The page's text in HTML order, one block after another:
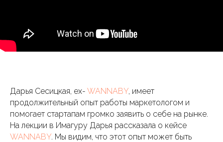
Дарья Сесицкая, ex- WANNABY, имеет
продолжительный опыт работы маркетологом и
помогает стартапам громко заявить о себе на рынке.
На лекции в Имагуру Дарья рассказала о кейсе
WANNABY. Мы видим, что этот опыт может быть